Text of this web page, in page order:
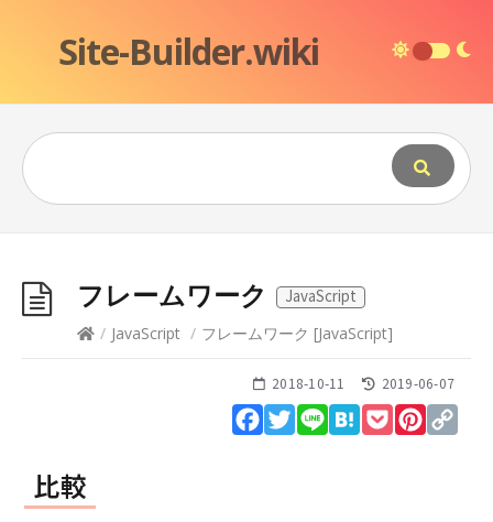
Site-Builder.wiki
フレームワーク
JavaScript
/ JavaScript / フレームワーク [JavaScript]
2018-10-11 2019-06-07
Facebook
Twitter
Line HatenaPocket
比較